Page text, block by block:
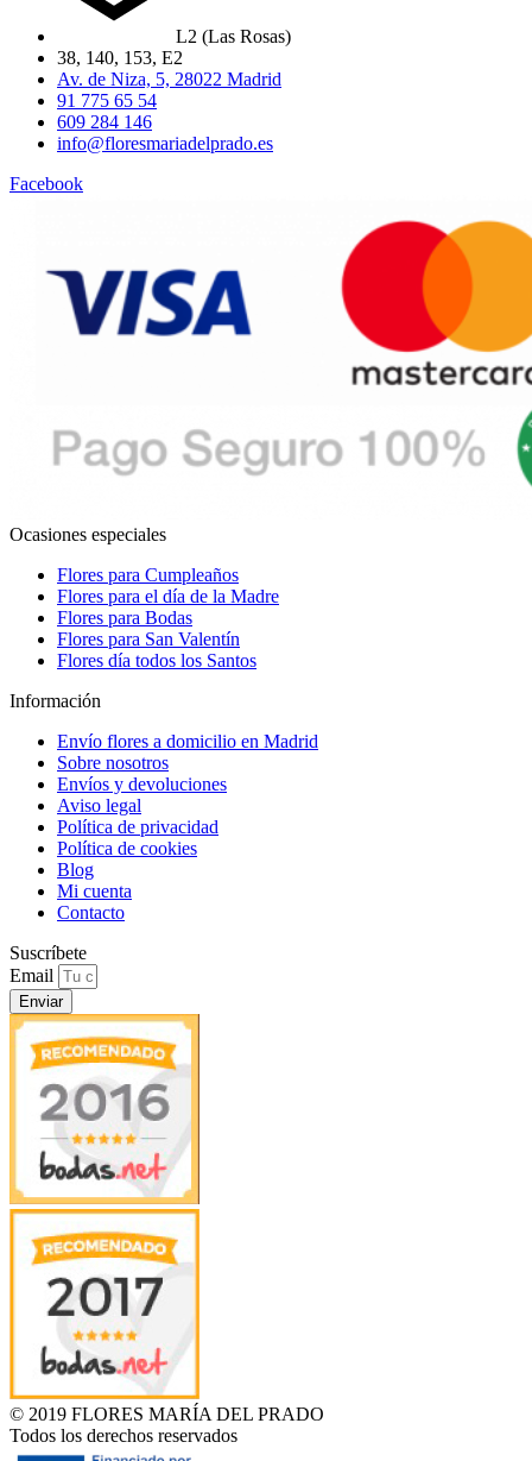
L2 (Las Rosas)
38, 140, 153, E2
Av. de Niza, 5, 28022 Madrid
91 775 65 54
609 284 146
info@floresmariadelprado.es
Facebook
Ocasiones especiales
Flores para Cumpleaños
Flores para el día de la Madre
Flores para Bodas
Flores para San Valentín
Flores día todos los Santos
Información
Envío flores a domicilio en Madrid
Sobre nosotros
Envíos y devoluciones
Aviso legal
Política de privacidad
Política de cookies
Blog
Mi cuenta
Contacto
Suscríbete
Email
Enviar
© 2019 FLORES MARÍA DEL PRADO
Todos los derechos reservados